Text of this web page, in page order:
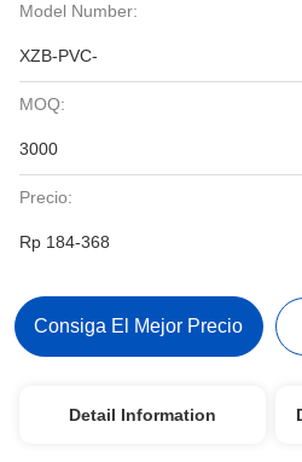
Model Number:
XZB-PVC-
MOQ:
3000
Precio:
Rp 184-368
Consiga El Mejor Precio
Detail Information